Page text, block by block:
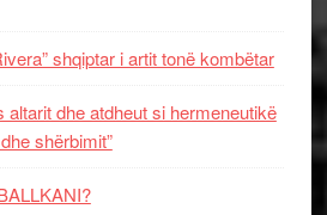
shqiptar i artit tonë kombëtar
altarit dhe atdheut si hermeneutikë
shërbimit”